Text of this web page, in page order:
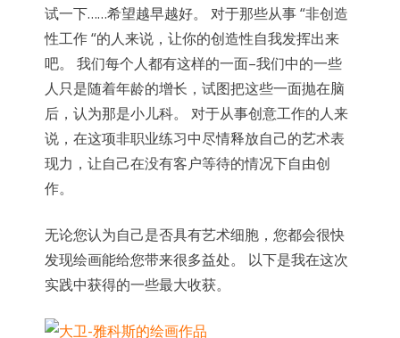
试一下……希望越早越好。 对于那些从事 “非创造
性工作 “的人来说，让你的创造性自我发挥出来
吧。 我们每个人都有这样的一面–我们中的一些
人只是随着年龄的增长，试图把这些一面抛在脑
后，认为那是小儿科。 对于从事创意工作的人来
说，在这项非职业练习中尽情释放自己的艺术表
现力，让自己在没有客户等待的情况下自由创
作。
无论您认为自己是否具有艺术细胞，您都会很快
发现绘画能给您带来很多益处。 以下是我在这次
实践中获得的一些最大收获。